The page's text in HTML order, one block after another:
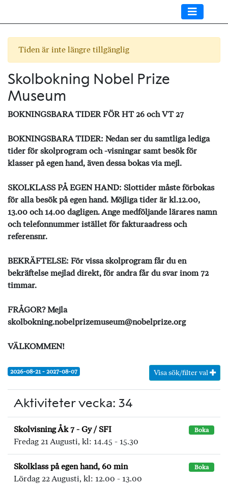
Tiden är inte längre tillgänglig
Skolbokning Nobel Prize
Museum
BOKNINGSBARA TIDER FÖR HT 26 och VT 27
BOKNINGSBARA TIDER: Nedan ser du samtliga lediga
tider för skolprogram och -visningar samt besök för
klasser på egen hand, även dessa bokas via mejl.
SKOLKLASS PÅ EGEN HAND: Slottider måste förbokas
för alla besök på egen hand. Möjliga tider är kl.12.00,
13.00 och 14.00 dagligen. Ange medföljande lärares namn
och telefonnummer istället för fakturaadress och
referensnr.
BEKRÄFTELSE: För vissa skolprogram får du en
bekräftelse mejlad direkt, för andra får du svar inom 72
timmar.
FRÅGOR? Mejla
skolbokning.nobelprizemuseum@nobelprize.org
VÄLKOMMEN!
Visa sök/filter val
2026-08-21 - 2027-08-07
Aktiviteter vecka: 34
Skolvisning Åk 7 - Gy / SFI Boka
Fredag 21 Augusti, kl: 14.45 - 15.30
Skolklass på egen hand, 60 min Boka
Lördag 22 Augusti, kl: 12.00 - 13.00